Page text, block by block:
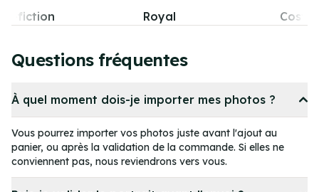
Costumes
Pop-
of
Questions fréquentes
À quel moment dois-je importer mes photos ?
Vous pourrez importer vos photos juste avant l'ajout au
panier, ou après la validation de la commande. Si elles ne
conviennent pas, nous reviendrons vers vous.